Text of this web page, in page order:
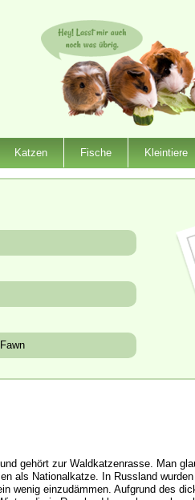
Katzen Fische Kleintiere
gehört zur Waldkatzenrasse. Man
als Nationalkatze. In Russland
wenig einzudämmen. Aufgrund des